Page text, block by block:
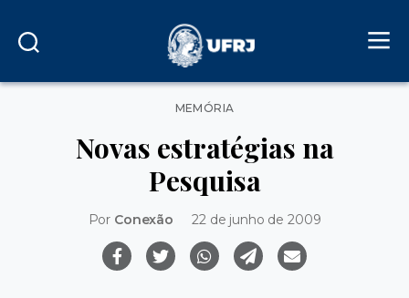
Categorias
MEMÓRIA
Novas estratégias na
Pesquisa
Por Conexão 22 de junho de 2009